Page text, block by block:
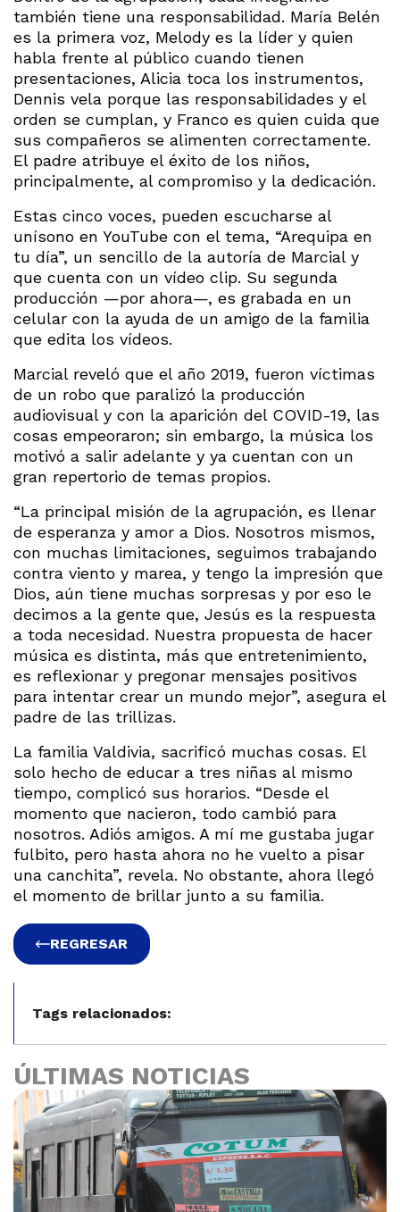
también tiene una responsabilidad. María Belén
es la primera voz, Melody es la líder y quien
habla frente al público cuando tienen
presentaciones, Alicia toca los instrumentos,
Dennis vela porque las responsabilidades y el
orden se cumplan, y Franco es quien cuida que
sus compañeros se alimenten correctamente.
El padre atribuye el éxito de los niños,
principalmente, al compromiso y la dedicación.
Estas cinco voces, pueden escucharse al
unísono en YouTube con el tema, “Arequipa en
tu día”, un sencillo de la autoría de Marcial y
que cuenta con un vídeo clip. Su segunda
producción —por ahora—, es grabada en un
celular con la ayuda de un amigo de la familia
que edita los vídeos.
Marcial reveló que el año 2019, fueron víctimas
de un robo que paralizó la producción
audiovisual y con la aparición del COVID-19, las
cosas empeoraron; sin embargo, la música los
motivó a salir adelante y ya cuentan con un
gran repertorio de temas propios.
“La principal misión de la agrupación, es llenar
de esperanza y amor a Dios. Nosotros mismos,
con muchas limitaciones, seguimos trabajando
contra viento y marea, y tengo la impresión que
Dios, aún tiene muchas sorpresas y por eso le
decimos a la gente que, Jesús es la respuesta
a toda necesidad. Nuestra propuesta de hacer
música es distinta, más que entretenimiento,
es reflexionar y pregonar mensajes positivos
para intentar crear un mundo mejor”, asegura el
padre de las trillizas.
La familia Valdivia, sacrificó muchas cosas. El
solo hecho de educar a tres niñas al mismo
tiempo, complicó sus horarios. “Desde el
momento que nacieron, todo cambió para
nosotros. Adiós amigos. A mí me gustaba jugar
fulbito, pero hasta ahora no he vuelto a pisar
una canchita”, revela. No obstante, ahora llegó
el momento de brillar junto a su familia.
REGRESAR
Tags relacionados:
ÚLTIMAS NOTICIAS